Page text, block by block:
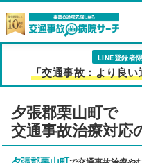
LINE登録者限
「交通事故：より良い
夕張郡栗山町で
交通事故治療対応